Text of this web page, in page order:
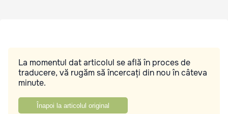
La momentul dat articolul se află în proces de
traducere, vă rugăm să încercați din nou în câteva
minute.
Înapoi la articolul original